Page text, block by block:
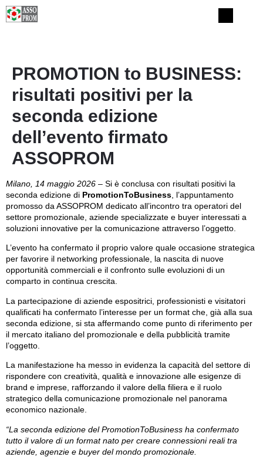
PROMOTION to BUSINESS:
risultati positivi per la
seconda edizione
dell’evento firmato
ASSOPROM
Milano, 14 maggio 2026 – Si è conclusa con risultati positivi la
seconda edizione di PromotionToBusiness , l’appuntamento
promosso da ASSOPROM dedicato all’incontro tra operatori del
settore promozionale, aziende specializzate e buyer interessati a
soluzioni innovative per la comunicazione attraverso l’oggetto.
L’evento ha confermato il proprio valore quale occasione strategica
per favorire il networking professionale, la nascita di nuove
opportunità commerciali e il confronto sulle evoluzioni di un
comparto in continua crescita.
La partecipazione di aziende espositrici, professionisti e visitatori
qualificati ha confermato l’interesse per un format che, già alla sua
seconda edizione, si sta affermando come punto di riferimento per
il mercato italiano del promozionale e della pubblicità tramite
l’oggetto.
La manifestazione ha messo in evidenza la capacità del settore di
rispondere con creatività, qualità e innovazione alle esigenze di
brand e imprese, rafforzando il valore della filiera e il ruolo
strategico della comunicazione promozionale nel panorama
economico nazionale.
“La seconda edizione del PromotionToBusiness ha confermato
tutto il valore di un format nato per creare connessioni reali tra
aziende, agenzie e buyer del mondo promozionale.